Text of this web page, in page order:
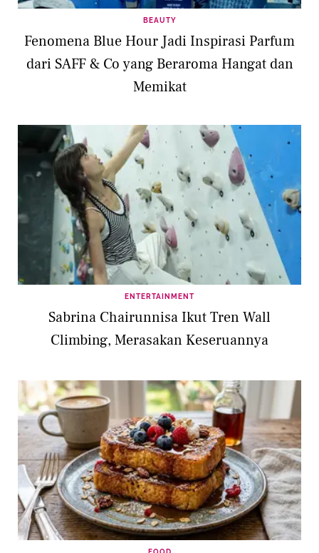
BEAUTY
Fenomena Blue Hour Jadi Inspirasi Parfum
dari SAFF & Co yang Beraroma Hangat dan
Memikat
ENTERTAINMENT
Sabrina Chairunnisa Ikut Tren Wall
Climbing, Merasakan Keseruannya